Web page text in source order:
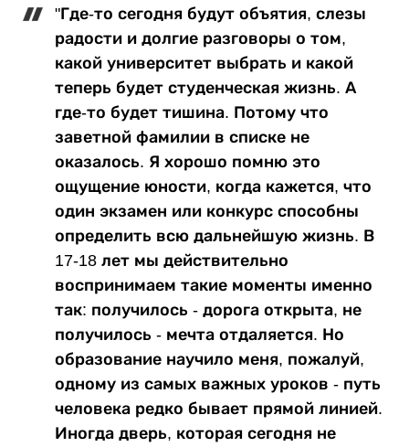
"Где-то сегодня будут объятия, слезы
радости и долгие разговоры о том,
какой университет выбрать и какой
теперь будет студенческая жизнь. А
где-то будет тишина. Потому что
заветной фамилии в списке не
оказалось. Я хорошо помню это
ощущение юности, когда кажется, что
один экзамен или конкурс способны
определить всю дальнейшую жизнь. В
17-18 лет мы действительно
воспринимаем такие моменты именно
так: получилось - дорога открыта, не
получилось - мечта отдаляется. Но
образование научило меня, пожалуй,
одному из самых важных уроков - путь
человека редко бывает прямой линией.
Иногда дверь, которая сегодня не